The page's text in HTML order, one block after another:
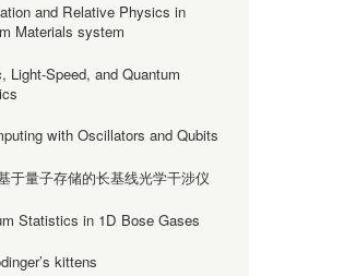
and Relative Physics in
Materials system
Light-Speed, and Quantum
with Oscillators and Qubits
于量子存储的长基线光学干涉仪
Statistics in 1D Bose Gases
kittens